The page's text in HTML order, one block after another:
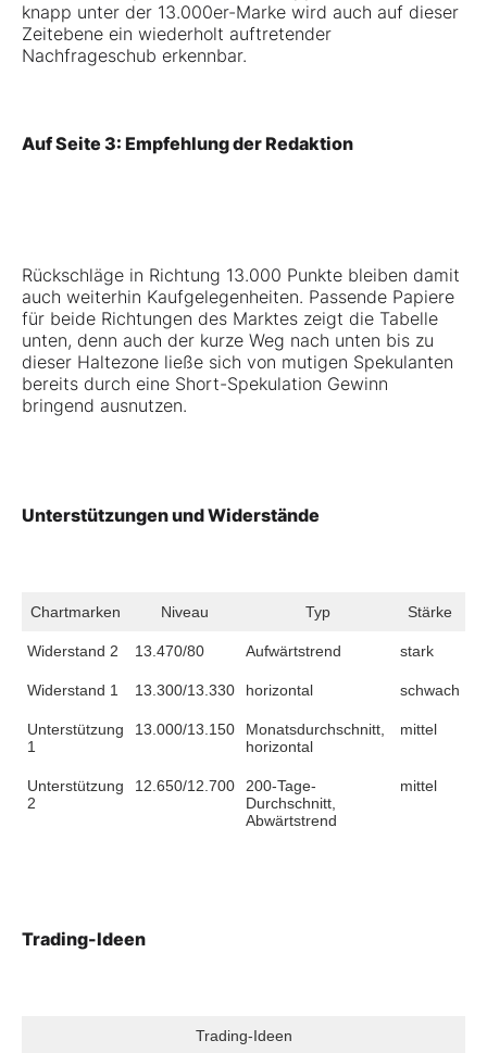
knapp unter der 13.000er-Marke wird auch auf dieser
Zeitebene ein wiederholt auftretender
Nachfrageschub erkennbar.
Auf Seite 3: Empfehlung der Redaktion
Rückschläge in Richtung 13.000 Punkte bleiben damit
auch weiterhin Kaufgelegenheiten. Passende Papiere
für beide Richtungen des Marktes zeigt die Tabelle
unten, denn auch der kurze Weg nach unten bis zu
dieser Haltezone ließe sich von mutigen Spekulanten
bereits durch eine Short-Spekulation Gewinn
bringend ausnutzen.
Unterstützungen und Widerstände
Chartmarken Niveau Typ Stärke
Widerstand 2 13.470/80 Aufwärtstrend stark
Widerstand 1 13.300/13.330 horizontal schwach
Unterstützung
1
13.000/13.150
Monatsdurchschnitt,
horizontal
mittel
Unterstützung
2
12.650/12.700
200-Tage-
Durchschnitt,
Abwärtstrend
mittel
Trading-Ideen
Trading-Ideen